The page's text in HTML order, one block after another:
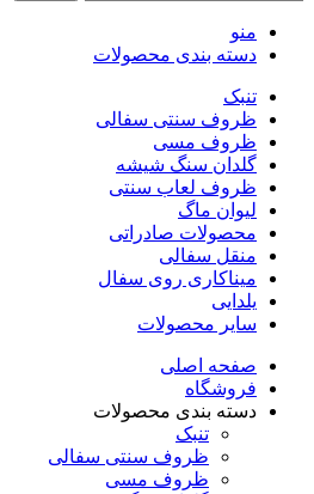
منو
دسته بندی محصولات
تنبک
ظروف سنتی سفالی
ظروف مسی
گلدان سنگ شیشه
ظروف لعاب سنتی
لیوان ماگ
محصولات صادراتی
منقل سفالی
میناکاری روی سفال
یلدایی
سایر محصولات
صفحه اصلی
فروشگاه
دسته بندی محصولات
تنبک
ظروف سنتی سفالی
ظروف مسی